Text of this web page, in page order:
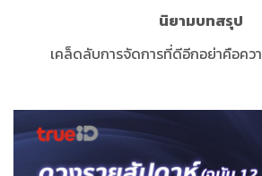
นิยามบทสรุป
เคล็ดลับการจัดการที่ดีอีกอย่าคือค